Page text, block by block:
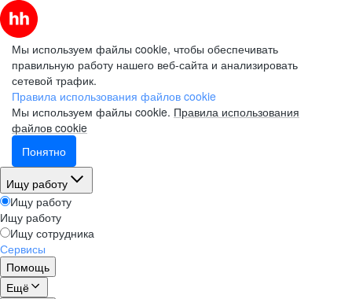
Мы используем файлы cookie, чтобы обеспечивать
правильную работу нашего веб-сайта и анализировать
сетевой трафик.
Правила использования файлов cookie
Мы используем файлы cookie. Правила использования
файлов cookie
Понятно
Ищу работу
Ищу работу
Ищу работу
Ищу сотрудника
Сервисы
Помощь
Ещё